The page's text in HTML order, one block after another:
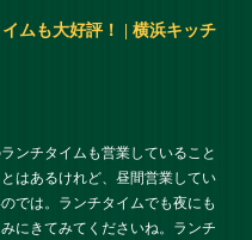
イムも大好評！ | 横浜キッチ
ンチタイムも営業していること
はあるけれど、昼間営業してい
では。ランチタイムでも夜にも
にきてみてくださいね。ランチ